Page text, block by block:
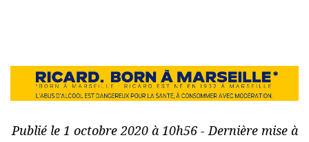
Publié le 1 octobre 2020 à 10h56 - Dernière mise à